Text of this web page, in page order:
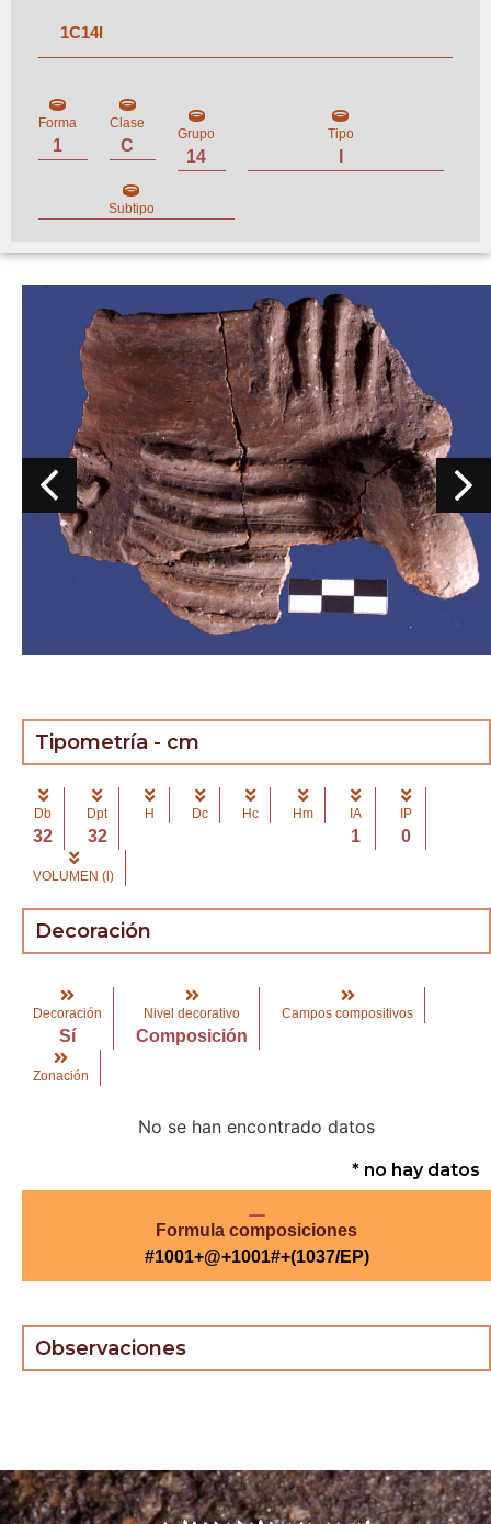
1C14I
Forma
1
Clase
C
Grupo
14
Tipo
Subtipo
Tipometría - cm
Db
32
Dpt
32
H Dc Hc Hm IA
1
IP
0
VOLUMEN (l)
Decoración
Decoración
Sí
Nivel decorativo
Composición
Campos compositivos
Zonación
No se han encontrado datos
* no hay datos
Formula composiciones
#1001+@+1001#+(1037/EP)
Observaciones